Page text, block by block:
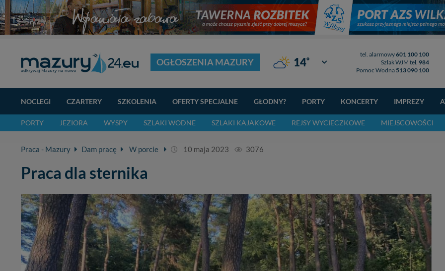
OGŁOSZENIA MAZURY 14° Giżycko
tel. alarmowy601 100 100
Szlak WJM tel. 984
Pomoc Wodna 513 090 100
NOCLEGI CZARTERY SZKOLENIA OFERTY SPECJALNE GŁODNY? PORTY KONCERTY IMPREZY
PORTY JEZIORA WYSPY SZLAKI WODNE SZLAKI KAJAKOWE REJSY WYCIECZKOWE MIEJSCOWOŚCI
Praca - Mazury Dam pracę W porcie 10 maja 2023 3076
Praca dla sternika